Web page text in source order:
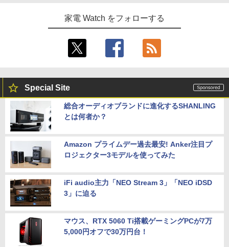
家電 Watch をフォローする
Special Site
総合オーディオブランドに進化するSHANLING
とは何者か？
Amazon プライムデー過去最安! Anker注目プ
ロジェクター3モデルを使ってみた
iFi audio主力「NEO Stream 3」「NEO iDSD
3」に迫る
マウス、RTX 5060 Ti搭載ゲーミングPCが7万
5,000円オフで30万円台！